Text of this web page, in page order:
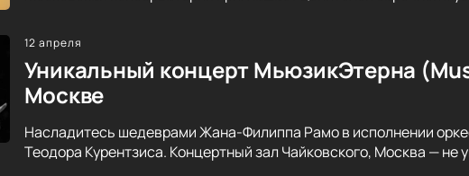
12 апреля
Уникальный концерт МьюзикЭтерна
Москве
Насладитесь шедеврами Жана-Филиппа Рамо в исполнении
Теодора Курентзиса. Концертный зал Чайковского, Москва — не